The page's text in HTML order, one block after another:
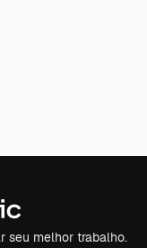
seu melhor trabalho.